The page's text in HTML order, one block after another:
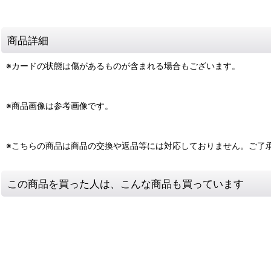
商品詳細
※カードの状態は傷があるものが含まれる場合もございます。
※商品画像は参考画像です。
※こちらの商品は商品の交換や返品等には対応しておりません。ご了
この商品を買った人は、こんな商品も買っています